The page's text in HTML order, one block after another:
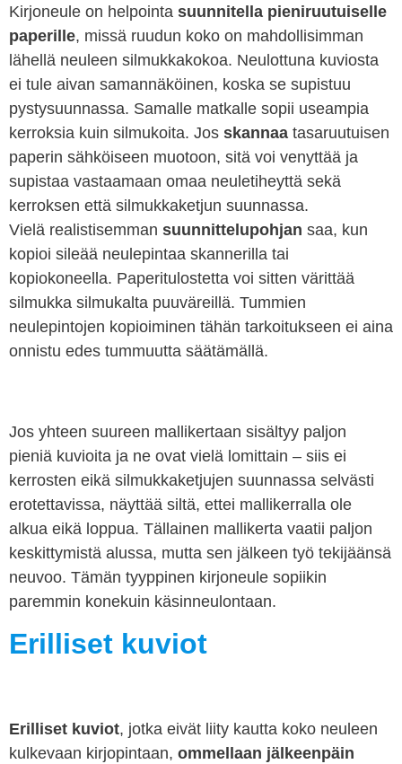
Kirjoneule on helpointa suunnitella pieniruutuiselle
paperille, missä ruudun koko on mahdollisimman
lähellä neuleen silmukkakokoa. Neulottuna kuviosta
ei tule aivan samannäköinen, koska se supistuu
pystysuunnassa. Samalle matkalle sopii useampia
kerroksia kuin silmukoita. Jos skannaa tasaruutuisen
paperin sähköiseen muotoon, sitä voi venyttää ja
supistaa vastaamaan omaa neuletiheyttä sekä
kerroksen että silmukkaketjun suunnassa.
Vielä realistisemman suunnittelupohjan saa, kun
kopioi sileää neulepintaa skannerilla tai
kopiokoneella. Paperitulostetta voi sitten värittää
silmukka silmukalta puuväreillä. Tummien
neulepintojen kopioiminen tähän tarkoitukseen ei aina
onnistu edes tummuutta säätämällä.
Jos yhteen suureen mallikertaan sisältyy paljon
pieniä kuvioita ja ne ovat vielä lomittain – siis ei
kerrosten eikä silmukkaketjujen suunnassa selvästi
erotettavissa, näyttää siltä, ettei mallikerralla ole
alkua eikä loppua. Tällainen mallikerta vaatii paljon
keskittymistä alussa, mutta sen jälkeen työ tekijäänsä
neuvoo. Tämän tyyppinen kirjoneule sopiikin
paremmin konekuin käsinneulontaan.
Erilliset kuviot
Erilliset kuviot, jotka eivät liity kautta koko neuleen
kulkevaan kirjopintaan, ommellaan jälkeenpäin